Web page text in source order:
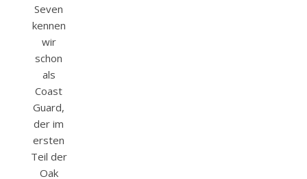
Seven
kennen
wir
schon
als
Coast
Guard,
der im
ersten
Teil der
Oak